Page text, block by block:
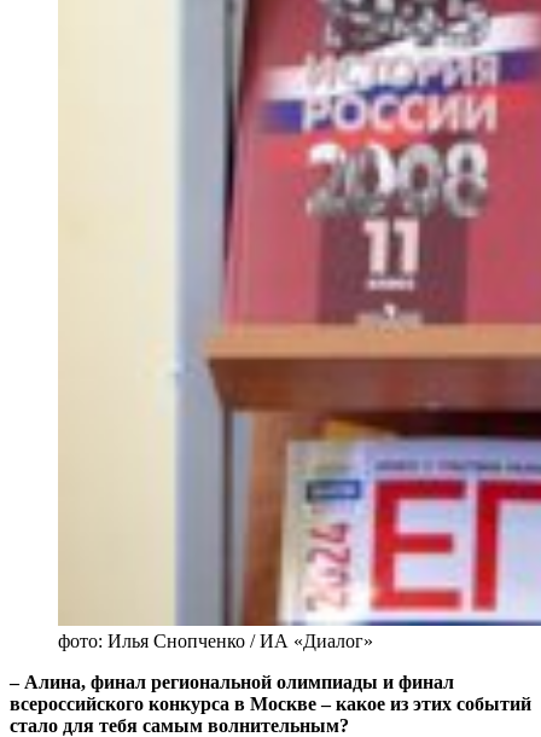
фото: Илья Снопченко / ИА «Диалог»
‒ Алина, финал региональной олимпиады и финал
всероссийского конкурса в Москве‒ какое из этих событий
стало для тебя самым волнительным?